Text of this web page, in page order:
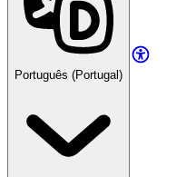
Português (Portugal)